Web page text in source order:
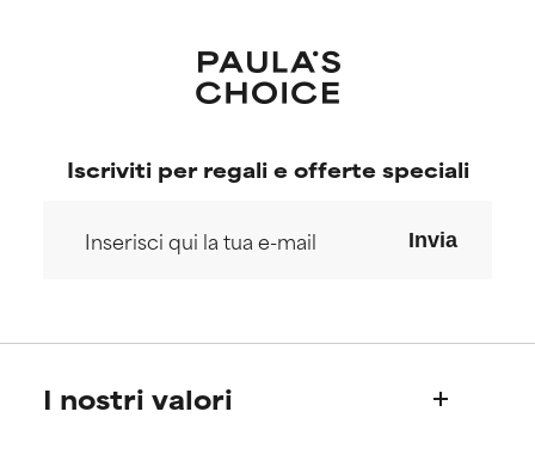
Iscriviti per regali e offerte speciali
Invia
I nostri valori